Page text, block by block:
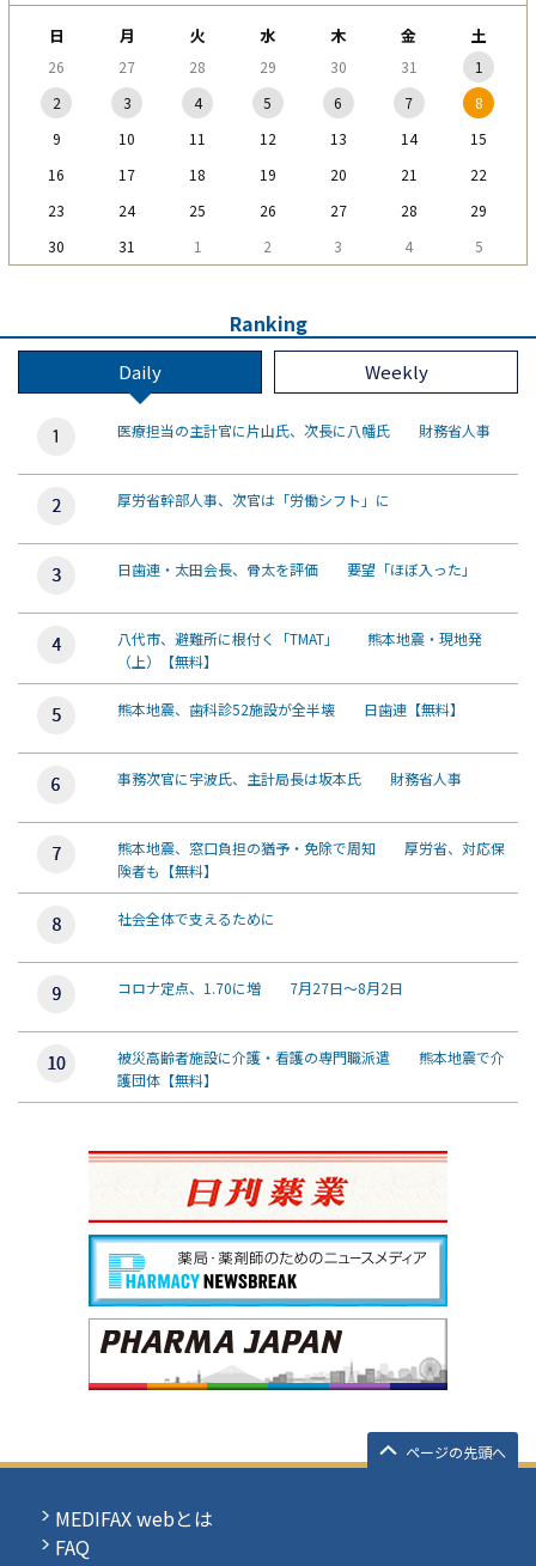
日 月 火 水 木 金 土
26 27 28 29 30 31
1
2
3 4 5 6 7
8
9
10 11 12 13 14
15
16
17 18 19 20 21
22
23
24 25 26 27 28
29
30
31 1 2 3 4 5
Ranking
Daily Weekly
医療担当の主計官に片山氏、次長に八幡氏 財務省人事
厚労省幹部人事、次官は「労働シフト」に
日歯連・太田会長、骨太を評価 要望「ほぼ入った」
八代市、避難所に根付く「TMAT」 熊本地震・現地発
（上）【無料】
熊本地震、歯科診52施設が全半壊 日歯連【無料】
事務次官に宇波氏、主計局長は坂本氏 財務省人事
熊本地震、窓口負担の猶予・免除で周知 厚労省、対応保
険者も【無料】
社会全体で支えるために
コロナ定点、1.70に増 7月27日～8月2日
被災高齢者施設に介護・看護の専門職派遣 熊本地震で介
護団体【無料】
ページの先頭へ
MEDIFAX webとは
FAQ